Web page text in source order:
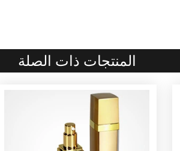
المنتجات ذات الصلة